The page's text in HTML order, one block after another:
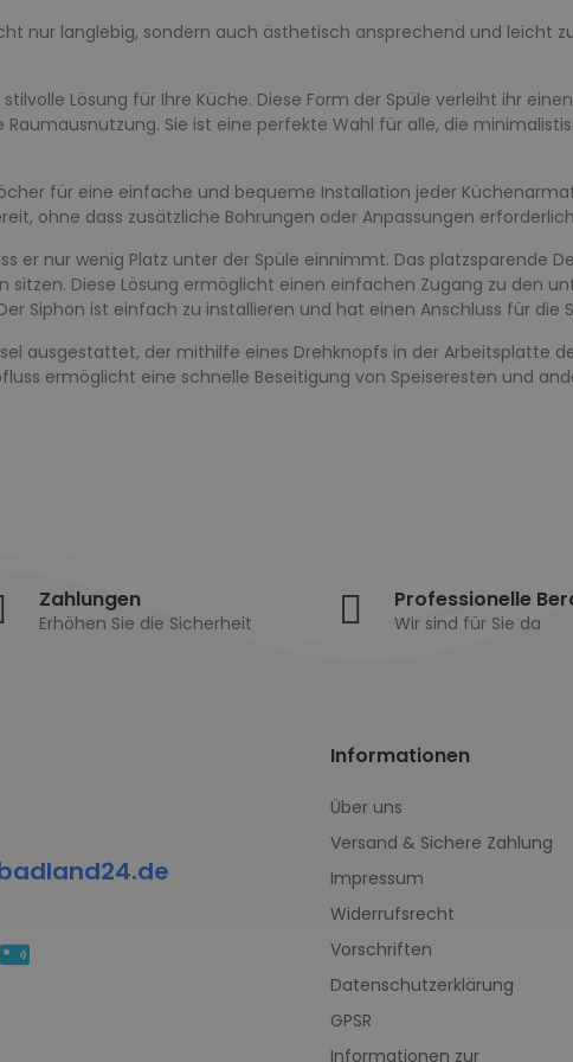
nur langlebig, sondern auch ästhetisch ansprechend und leicht
Lösung für Ihre Küche. Diese Form der Spüle verleiht ihr
Sie ist eine perfekte Wahl für alle, die
für eine einfache und bequeme Installation jeder
ohne dass zusätzliche Bohrungen oder Anpassungen
er nur wenig Platz unter der Spüle einnimmt. Das platzsparende
sitzen. Diese Lösung ermöglicht einen einfachen Zugang zu den
Siphon ist einfach zu installieren und hat einen Anschluss für die
ausgestattet, der mithilfe eines Drehknopfs in der Arbeitsplatte
ermöglicht eine schnelle Beseitigung von Speiseresten und
Zahlungen
Erhöhen Sie die Sicherheit
Professionelle
Wir sind für Sie da
Informationen
Über uns
Versand & Sichere Zahlung
Impressum
Widerrufsrecht
Vorschriften
Datenschutzerklärung
GPSR
Informationen zur